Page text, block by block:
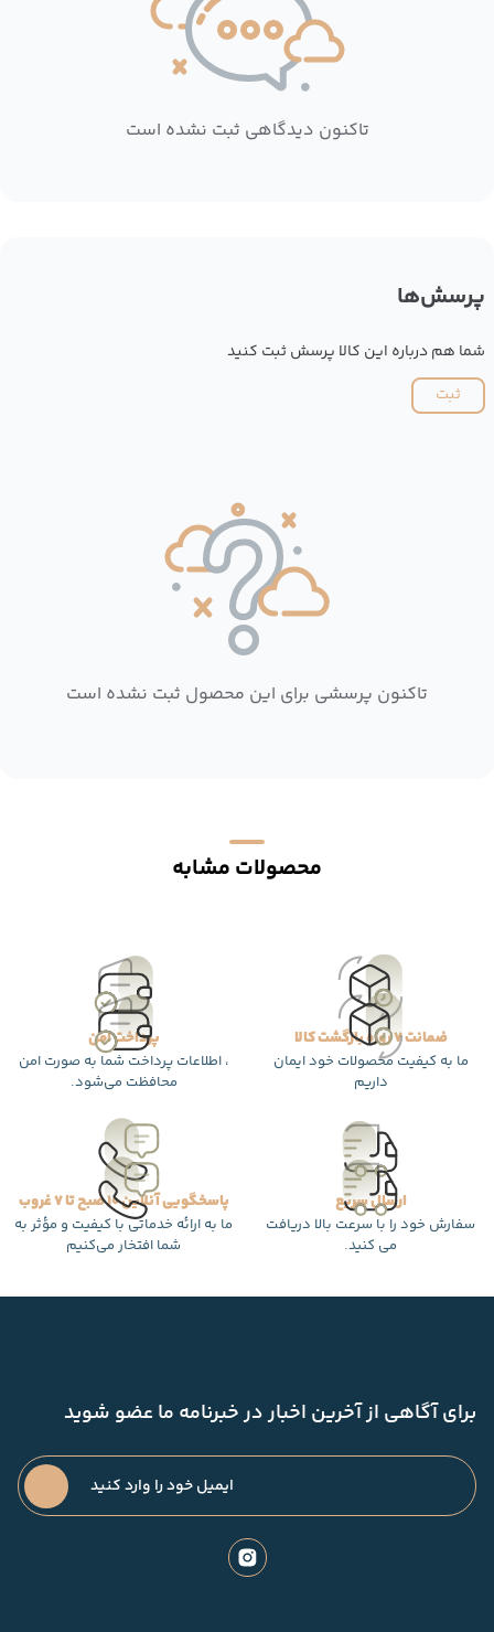
تاکنون دیدگاهی ثبت نشده است
پرسش‌ها
شما هم درباره این کالا پرسش ثبت کنید
ثبت
تاکنون پرسشی برای این محصول ثبت نشده است
محصولات مشابه
ضمانت 7 روزه بازگشت کالا
ما به کیفیت محصولات خود ایمان
داریم
پرداخت امن
، اطلاعات پرداخت شما به صورت امن
محافظت می‌شود.
ارسال سریع
سفارش خود را با سرعت بالا دریافت
می کنید.
پاسخگویی آنلاین 10 صبح تا 7 غروب
ما به ارائه خدماتی با کیفیت و مؤثر به
شما افتخار می‌کنیم
برای آگاهی از آخرین اخبار در خبرنامه ما عضو شوید